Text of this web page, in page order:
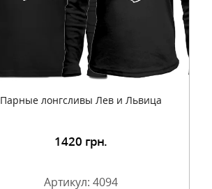
Парные лонгсливы Лев и Львица
1420 грн.
Артикул: 4094